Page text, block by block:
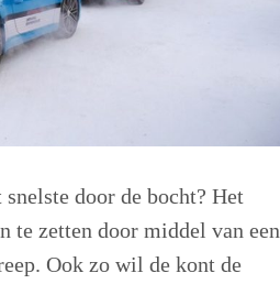
door de bocht? Het
te zetten door middel van een
Ook zo wil de kont de